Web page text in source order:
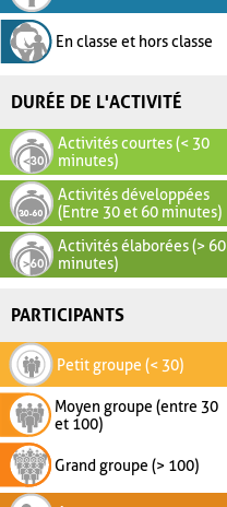
En classe et hors classe
DURÉE DE L'ACTIVITÉ
Activités courtes (< 30
minutes)
Activités développées
(Entre 30 et 60 minutes)
Activités élaborées (> 60
minutes)
PARTICIPANTS
Petit groupe (< 30)
Moyen groupe (entre 30
et 100)
Grand groupe (> 100)